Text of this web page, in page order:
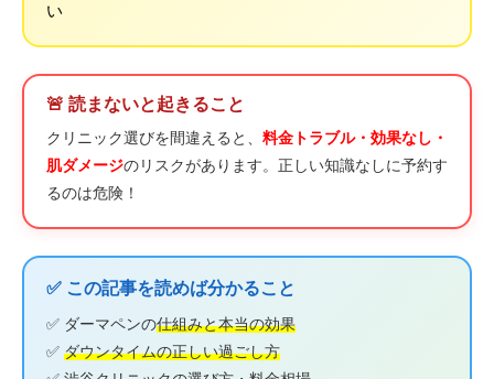
い
🚨 読まないと起きること
クリニック選びを間違えると、 料金トラブル・効果なし・
肌ダメージのリスクがあります。正しい知識なしに予約す
るのは危険！
✅ この記事を読めば分かること
✅ ダーマペンの仕組みと本当の効果
✅ ダウンタイムの正しい過ごし方